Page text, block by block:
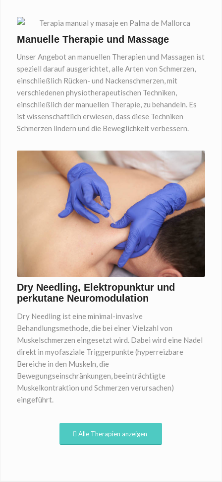
Manuelle Therapie und Massage
Unser Angebot an manuellen Therapien und Massagen ist
speziell darauf ausgerichtet, alle Arten von Schmerzen,
einschließlich Rücken- und Nackenschmerzen, mit
verschiedenen physiotherapeutischen Techniken,
einschließlich der manuellen Therapie, zu behandeln. Es
ist wissenschaftlich erwiesen, dass diese Techniken
Schmerzen lindern und die Beweglichkeit verbessern.
Dry Needling, Elektropunktur und
perkutane Neuromodulation
Dry Needling ist eine minimal-invasive
Behandlungsmethode, die bei einer Vielzahl von
Muskelschmerzen eingesetzt wird. Dabei wird eine Nadel
direkt in myofasziale Triggerpunkte (hyperreizbare
Bereiche in den Muskeln, die
Bewegungseinschränkungen, beeinträchtigte
Muskelkontraktion und Schmerzen verursachen)
eingeführt.
Alle Therapien anzeigen